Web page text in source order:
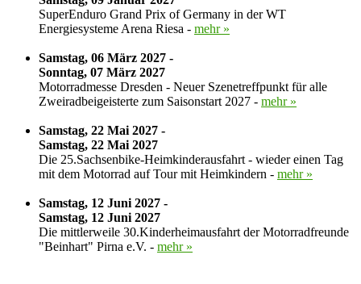
SuperEnduro Grand Prix of Germany in der WT
Energiesysteme Arena Riesa - mehr »
Samstag, 06 März 2027 -
Sonntag, 07 März 2027
Motorradmesse Dresden - Neuer Szenetreffpunkt für alle
Zweiradbeigeisterte zum Saisonstart 2027 - mehr »
Samstag, 22 Mai 2027 -
Samstag, 22 Mai 2027
Die 25.Sachsenbike-Heimkinderausfahrt - wieder einen Tag
mit dem Motorrad auf Tour mit Heimkindern - mehr »
Samstag, 12 Juni 2027 -
Samstag, 12 Juni 2027
Die mittlerweile 30.Kinderheimausfahrt der Motorradfreunde
"Beinhart" Pirna e.V. - mehr »